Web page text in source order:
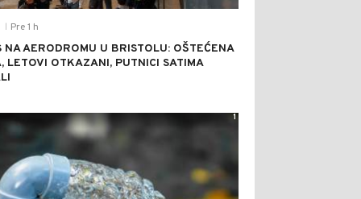
Pre 1 h
NA AERODROMU U BRISTOLU: OŠTEĆENA
LETOVI OTKAZANI, PUTNICI SATIMA
1